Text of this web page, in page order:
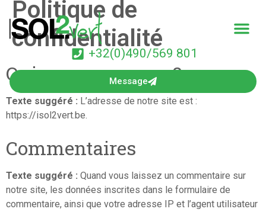
+32(0)490/569 801
Message
Politique de
confidentialité
Qui sommes-nous ?
Texte suggéré : L’adresse de notre site est :
https://isol2vert.be.
Commentaires
Texte suggéré : Quand vous laissez un commentaire sur
notre site, les données inscrites dans le formulaire de
commentaire, ainsi que votre adresse IP et l’agent utilisateur